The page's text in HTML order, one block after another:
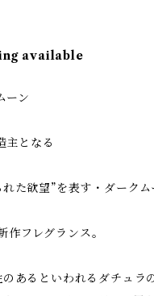
available
ーン
主となる
た欲望”を表す・ダークム
フレグランス。
あるといわれるダチュラ